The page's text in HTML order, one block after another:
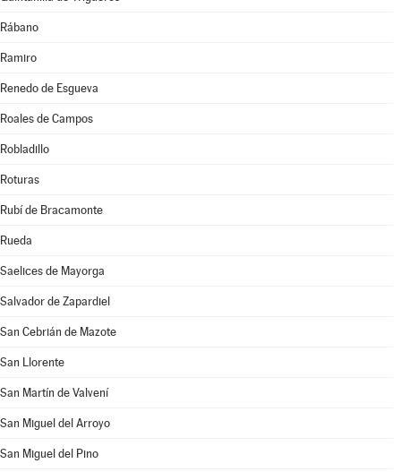
Rábano
Ramiro
Renedo de Esgueva
Roales de Campos
Robladillo
Roturas
Rubí de Bracamonte
Rueda
Saelices de Mayorga
Salvador de Zapardiel
San Cebrián de Mazote
San Llorente
San Martín de Valvení
San Miguel del Arroyo
San Miguel del Pino